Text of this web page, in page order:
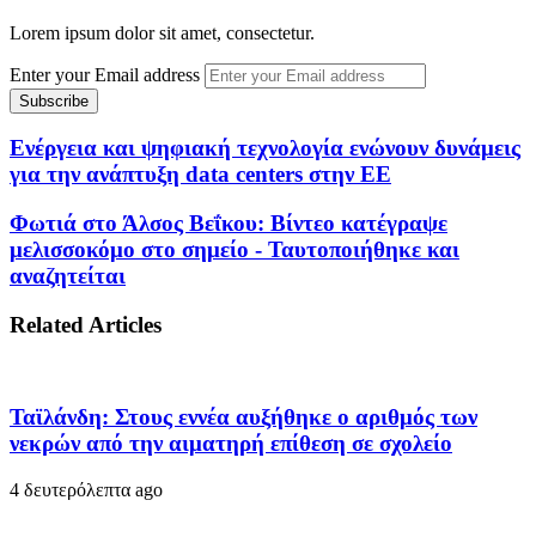
Lorem ipsum dolor sit amet, consectetur.
Enter your Email address
Ενέργεια και ψηφιακή τεχνολογία ενώνουν δυνάμεις
για την ανάπτυξη data centers στην ΕΕ
Φωτιά στο Άλσος Βεΐκου: Βίντεο κατέγραψε
μελισσοκόμο στο σημείο - Ταυτοποιήθηκε και
αναζητείται
Related Articles
Ταϊλάνδη: Στους εννέα αυξήθηκε ο αριθμός των
νεκρών από την αιματηρή επίθεση σε σχολείο
4 δευτερόλεπτα ago